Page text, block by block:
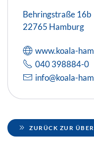
Behringstraße 16b
22765 Hamburg
www.koala-
040 398884-0
info@koala-
ZURÜCK ZUR